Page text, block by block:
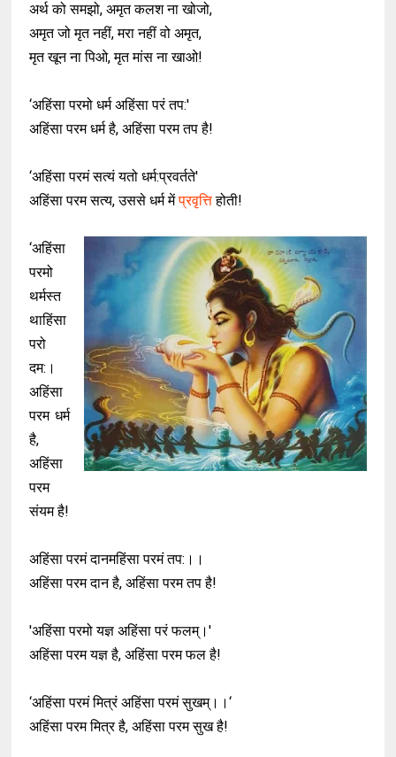
अर्थ को समझो, अमृत कलश ना खोजो,
अमृत जो मृत नहीं, मरा नहीं वो अमृत,
मृत खून ना पिओ, मृत मांस ना खाओ!
‘अहिंसा परमो धर्म अहिंसा परं तप:'
अहिंसा परम धर्म है, अहिंसा परम तप है!
‘अहिंसा परमं सत्यं यतो धर्म:प्रवर्तते'
अहिंसा परम सत्य, उससे धर्म मेंप्रवृत्तिहोती!
‘अहिंसा
परमो
थर्मस्त
थाहिंसा
परो
दम:।
अहिंसा
परम धर्म
है,
अहिंसा
परम
संयम है!
अहिंसा परमं दानमहिंसा परमं तप:।।
अहिंसा परम दान है, अहिंसा परम तप है!
'अहिंसा परमो यज्ञ अहिंसा परं फलम्।'
अहिंसा परम यज्ञ है, अहिंसा परम फल है!
‘अहिंसा परमं मित्रं अहिंसा परमं सुखम्।।‘
अहिंसा परम मित्र है, अहिंसा परम सुख है!